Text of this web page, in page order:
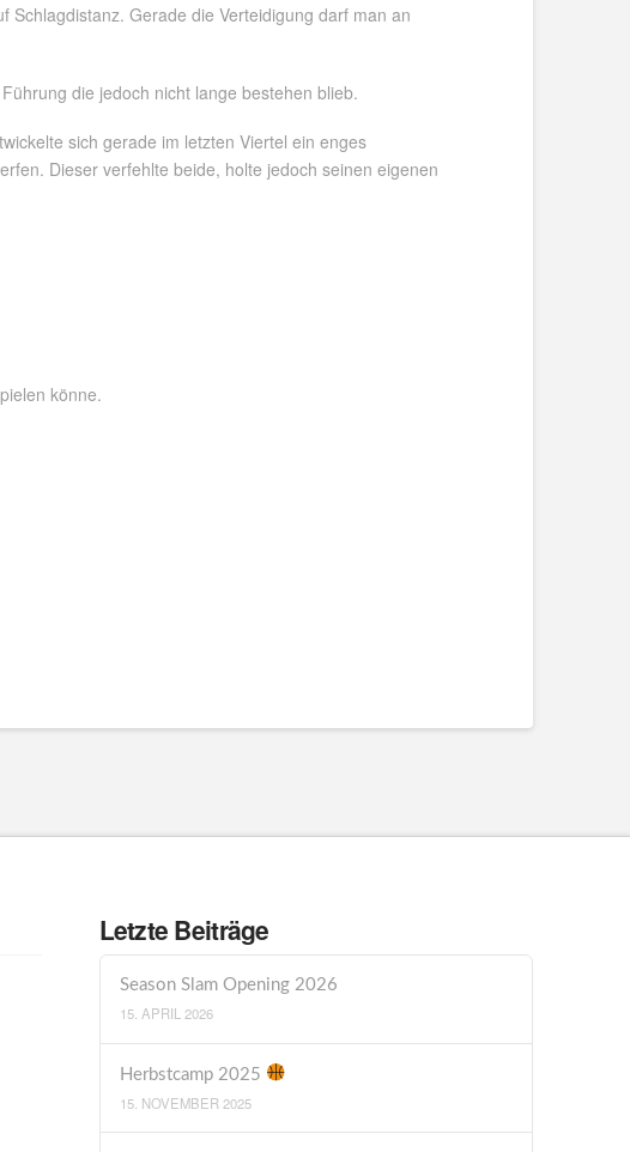
Gerade die Verteidigung darf man an
die jedoch nicht lange bestehen blieb.
sich gerade im letzten Viertel ein enges
Dieser verfehlte beide, holte jedoch seinen eigenen
könne.
Letzte Beiträge
Season Slam Opening 2026
15. APRIL 2026
Herbstcamp 2025
15. NOVEMBER 2025